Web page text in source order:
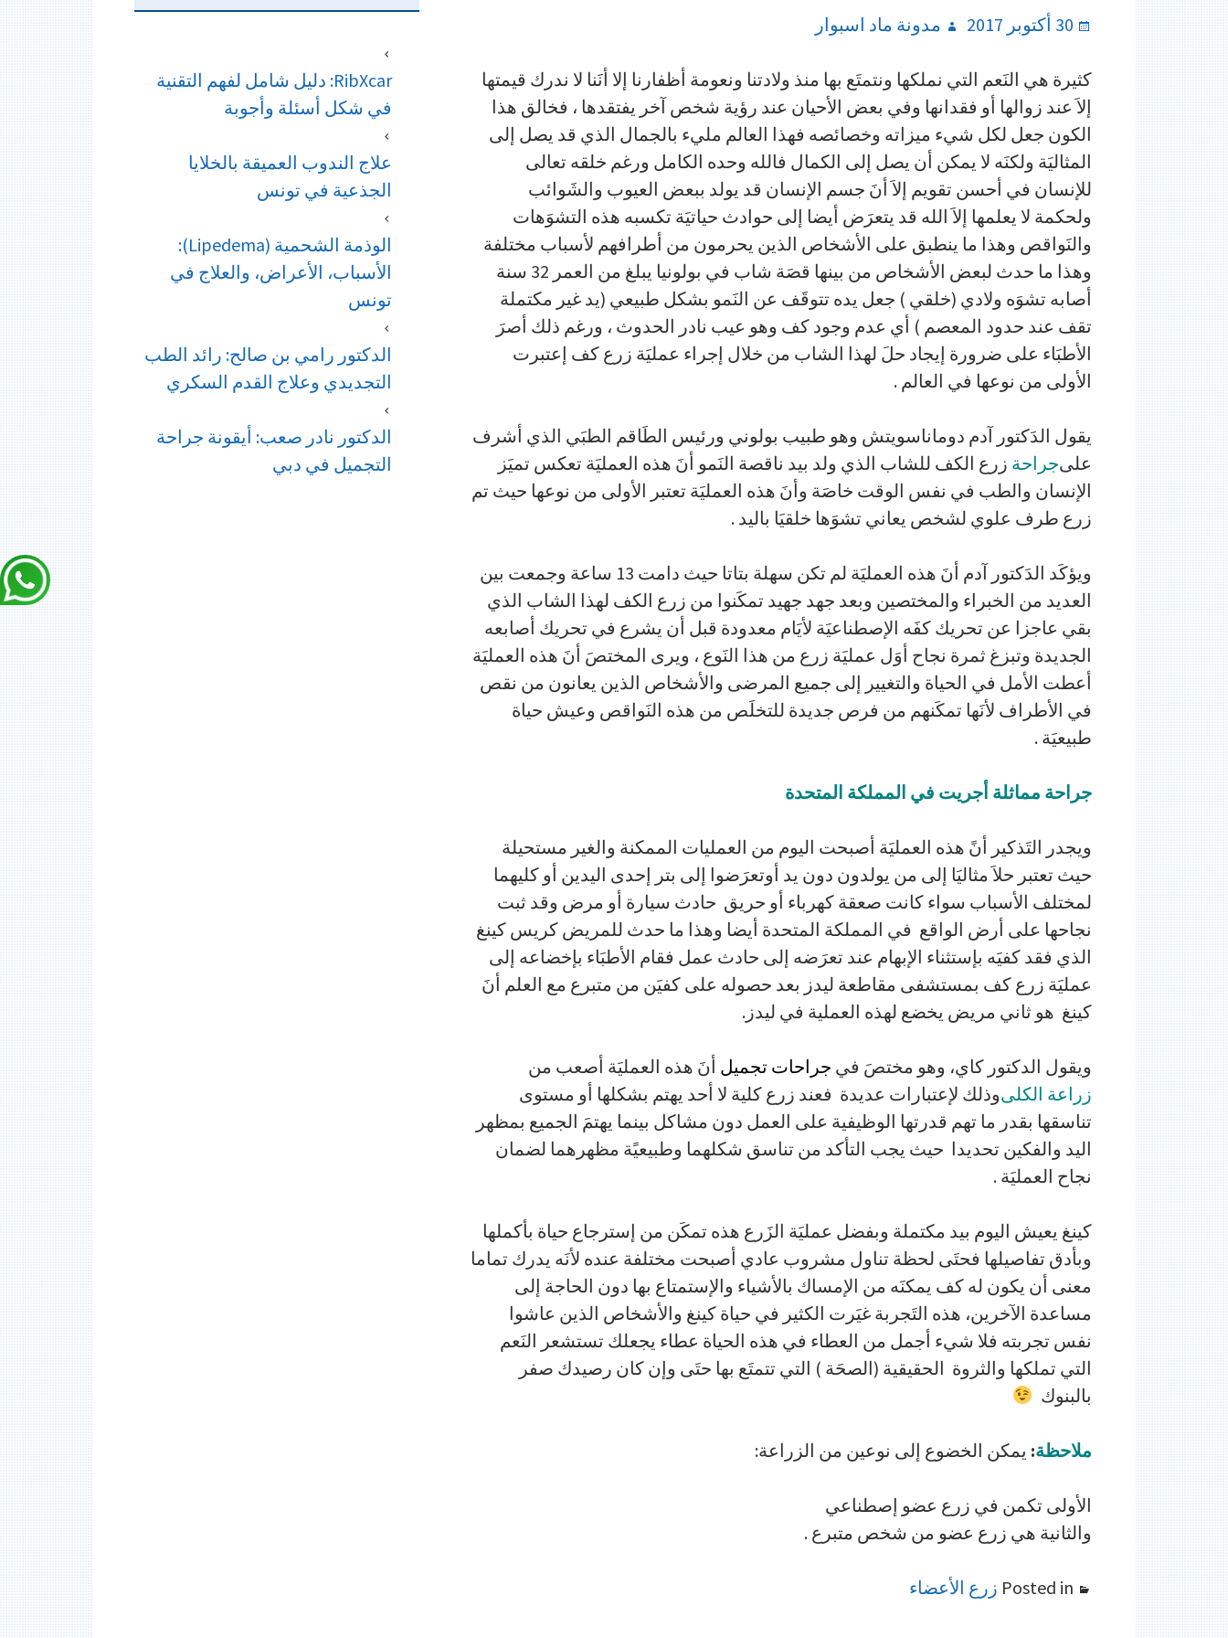
Posted
30 أكتوبر 2017 Author
مدونة ماد اسبوار
كثيرة هي النَعم التي نملكها ونتمتَع بها منذ ولادتنا ونعومة أظفارنا إلا أنَنا لا ندرك قيمتها
إلاَ عند زوالها أو فقدانها وفي بعض الأحيان عند رؤية شخص آخر يفتقدها ، فخالق هذا
الكون جعل لكل شيء ميزاته وخصائصه فهذا العالم مليء بالجمال الذي قد يصل إلى
المثاليَة ولكنَه لا يمكن أن يصل إلى الكمال فالله وحده الكامل ورغم خلقه تعالى
للإنسان في أحسن تقويم إلاَ أنَ جسم الإنسان قد يولد ببعض العيوب والشَوائب
ولحكمة لا يعلمها إلاَ الله قد يتعرَض أيضا إلى حوادث حياتيَة تكسبه هذه التشوَهات
والنَواقص وهذا ما ينطبق على الأشخاص الذين يحرمون من أطرافهم لأسباب مختلفة
وهذا ما حدث لبعض الأشخاص من بينها قصَة شاب في بولونيا يبلغ من العمر 32 سنة
أصابه تشوَه ولادي (خلقي ) جعل يده تتوقَف عن النَمو بشكل طبيعي (يد غير مكتملة
تقف عند حدود المعصم ) أي عدم وجود كف وهو عيب نادر الحدوث ، ورغم ذلك أصرَ
الأطبَاء على ضرورة إيجاد حلَ لهذا الشاب من خلال إجراء عمليَة زرع كف إعتبرت
الأولى من نوعها في العالم .
يقول الدَكتور آدم دوماناسويتش وهو طبيب بولوني ورئيس الطَاقم الطبَي الذي أشرف
علىجراحة زرع الكف للشاب الذي ولد بيد ناقصة النَمو أنَ هذه العمليَة تعكس تميَز
الإنسان والطب في نفس الوقت خاصَة وأنَ هذه العمليَة تعتبر الأولى من نوعها حيث تم
زرع طرف علوي لشخص يعاني تشوَها خلقيَا باليد .
ويؤكَد الدَكتور آدم أنَ هذه العمليَة لم تكن سهلة بتاتا حيث دامت 13 ساعة وجمعت بين
العديد من الخبراء والمختصين وبعد جهد جهيد تمكَنوا من زرع الكف لهذا الشاب الذي
بقي عاجزا عن تحريك كفَه الإصطناعيَة لأيَام معدودة قبل أن يشرع في تحريك أصابعه
الجديدة وتبزغ ثمرة نجاح أوَل عمليَة زرع من هذا النَوع ، ويرى المختصَ أنَ هذه العمليَة
أعطت الأمل في الحياة والتغيير إلى جميع المرضى والأشخاص الذين يعانون من نقص
في الأطراف لأنَها تمكَنهم من فرص جديدة للتخلَص من هذه النَواقص وعيش حياة
طبيعيَة .
جراحة مماثلة أجريت في المملكة المتحدة
ويجدر التَذكير أنً هذه العمليَة أصبحت اليوم من العمليات الممكنة والغير مستحيلة
حيث تعتبر حلاَ مثاليَا إلى من يولدون دون يد أوتعرَضوا إلى بتر إحدى اليدين أو كليهما
لمختلف الأسباب سواء كانت صعقة كهرباء أو حريق حادث سيارة أو مرض وقد ثبت
نجاحها على أرض الواقع في المملكة المتحدة أيضا وهذا ما حدث للمريض كريس كينغ
الذي فقد كفيَه بإستثناء الإبهام عند تعرَضه إلى حادث عمل فقام الأطبَاء بإخضاعه إلى
عمليَة زرع كف بمستشفى مقاطعة ليدز بعد حصوله على كفيَن من متبرع مع العلم أنَ
كينغ هو ثاني مريض يخضع لهذه العملية في ليدز.
ويقول الدكتور كاي، وهو مختصَ في جراحات تجميل أنَ هذه العمليَة أصعب من
زراعة الكلىوذلك لإعتبارات عديدة فعند زرع كلية لا أحد يهتم بشكلها أو مستوى
تناسقها بقدر ما تهم قدرتها الوظيفية على العمل دون مشاكل بينما يهتمَ الجميع بمظهر
اليد والفكين تحديدا حيث يجب التأكد من تناسق شكلهما وطبيعيًة مظهرهما لضمان
نجاح العمليَة .
كينغ يعيش اليوم بيد مكتملة وبفضل عمليَة الزَرع هذه تمكَن من إسترجاع حياة بأكملها
وبأدق تفاصيلها فحتَى لحظة تناول مشروب عادي أصبحت مختلفة عنده لأنَه يدرك تماما
معنى أن يكون له كف يمكنَه من الإمساك بالأشياء والإستمتاع بها دون الحاجة إلى
مساعدة الآخرين، هذه التَجربة غيَرت الكثير في حياة كينغ والأشخاص الذين عاشوا
نفس تجربته فلا شيء أجمل من العطاء في هذه الحياة عطاء يجعلك تستشعر النَعم
التي تملكها والثروة الحقيقية (الصحَة ) التي تتمتَع بها حتَى وإن كان رصيدك صفر
بالبنوك
ملاحظة: يمكن الخضوع إلى نوعين من الزراعة:
الأولى تكمن في زرع عضو إصطناعي
والثانية هي زرع عضو من شخص متبرع .
Posted in زرع الأعضاء
RibXcar: دليل شامل لفهم التقنية
في شكل أسئلة وأجوبة
علاج الندوب العميقة بالخلايا
الجذعية في تونس
الوذمة الشحمية (Lipedema):
الأسباب، الأعراض، والعلاج في
تونس
الدكتور رامي بن صالح: رائد الطب
التجديدي وعلاج القدم السكري
الدكتور نادر صعب: أيقونة جراحة
التجميل في دبي